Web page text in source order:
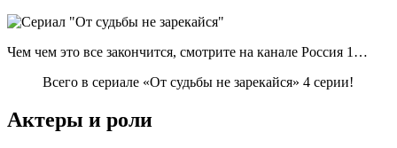
Чем чем это все закончится, смотрите на канале Россия 1…
Всего в сериале «От судьбы не зарекайся» 4 серии!
Актеры и роли